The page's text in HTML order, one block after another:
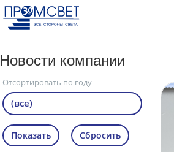
Новости компании
Отсортировать по году